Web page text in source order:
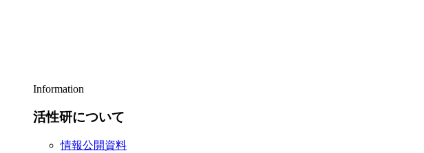
Information
活性研について
情報公開資料